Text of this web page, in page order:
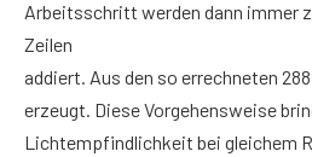
Arbeitsschritt werden dann immer
Zeilen
addiert. Aus den so errechneten
erzeugt. Diese Vorgehensweise
Lichtempfindlichkeit bei gleichem